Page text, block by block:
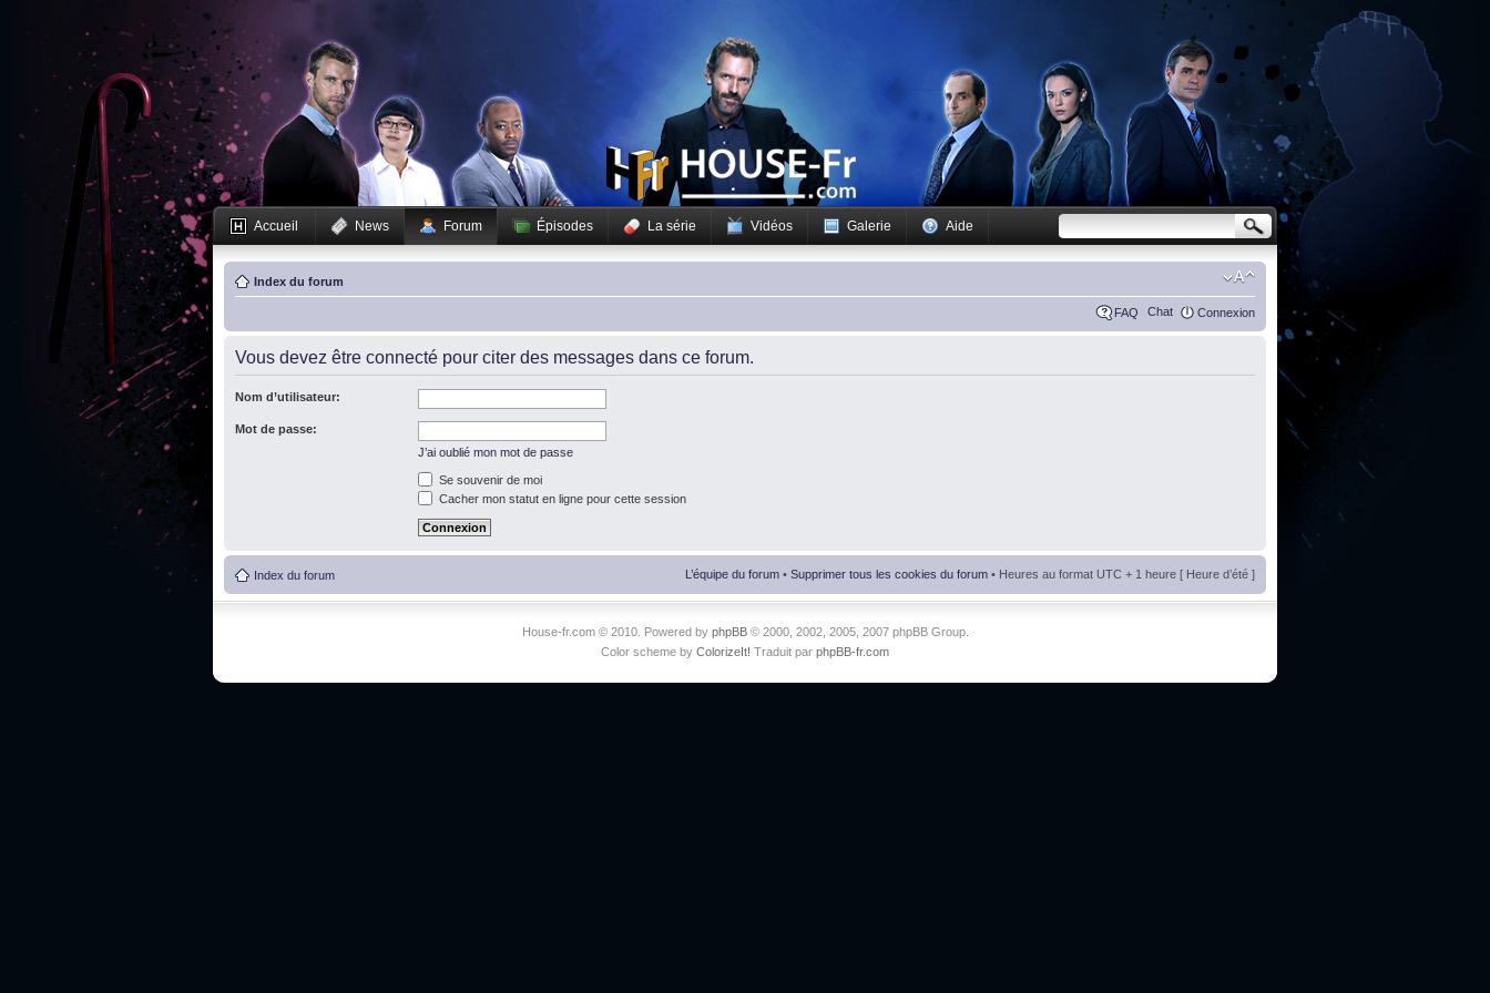
Accueil News Forum Épisodes La série Vidéos Galerie Aide
Index du forum
FAQ Chat Connexion
Vous devez être connecté pour citer des messages dans ce forum.
Nom d’utilisateur:
Mot de passe:
J’ai oublié mon mot de passe
Se souvenir de moi
Cacher mon statut en ligne pour cette session
Index du forum L’équipe du forum • Supprimer tous les cookies du forum • Heures au format UTC + 1 heure [ Heure d’été ]
House-fr.com © 2010. Powered by phpBB© 2000, 2002, 2005, 2007 phpBB Group.
Color scheme by ColorizeIt! Traduit par phpBB-fr.com